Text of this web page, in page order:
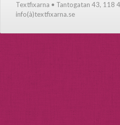
Textfixarna • Tantogatan 43, 118
info(à)textfixarna.se